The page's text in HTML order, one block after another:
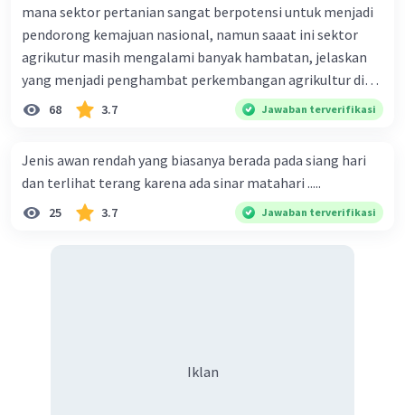
mana sektor pertanian sangat berpotensi untuk menjadi
pendorong kemajuan nasional, namun saaat ini sektor
agrikutur masih mengalami banyak hambatan, jelaskan
yang menjadi penghambat perkembangan agrikultur di
indonesia
68 3.7 Jawaban terverifikasi
Jenis awan rendah yang biasanya berada pada siang hari
dan terlihat terang karena ada sinar matahari .....
25 3.7 Jawaban terverifikasi
Iklan